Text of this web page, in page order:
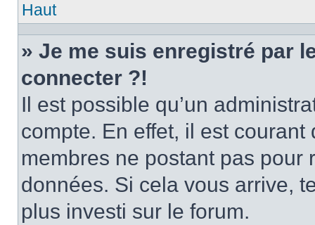
Haut
» Je me suis enregistré par
connecter ?!
Il est possible qu’un
compte. En effet, il est
membres ne postant pas
données. Si cela vous arrive,
plus investi sur le forum.